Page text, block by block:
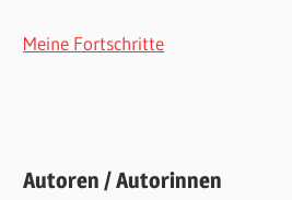
Meine Fortschritte
Autoren / Autorinnen